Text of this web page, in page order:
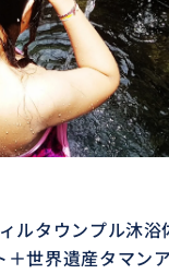
ルタウンプル沐浴
＋世界遺産タマン